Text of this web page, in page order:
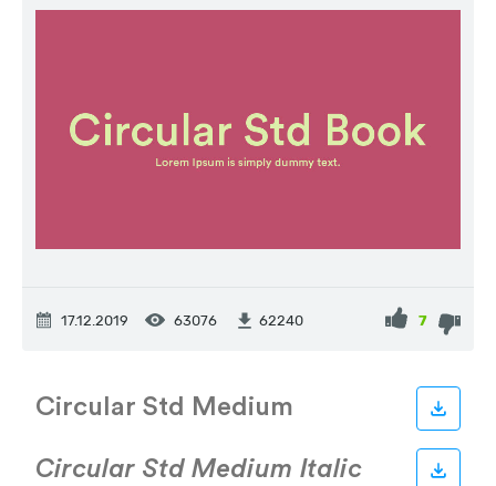
17.12.2019 63076 62240 7